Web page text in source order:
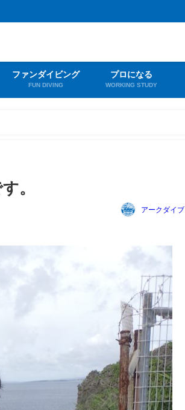
ファンダイビング
FUN DIVING
プロになる
WORKING STUDY
。
アークダイブ